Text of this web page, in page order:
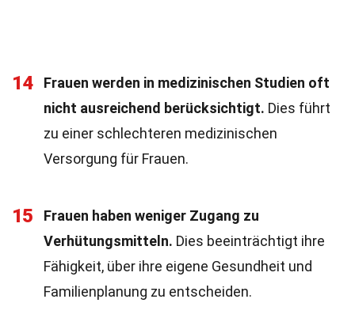
14
Frauen werden in medizinischen Studien oft
nicht ausreichend berücksichtigt. Dies führt
zu einer schlechteren medizinischen
Versorgung für Frauen.
15
Frauen haben weniger Zugang zu
Verhütungsmitteln. Dies beeinträchtigt ihre
Fähigkeit, über ihre eigene Gesundheit und
Familienplanung zu entscheiden.